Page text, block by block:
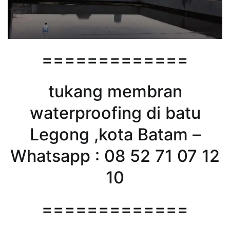
=============
tukang membran
waterproofing di batu
Legong ,kota Batam –
Whatsapp : 08 52 71 07 12
10
=============